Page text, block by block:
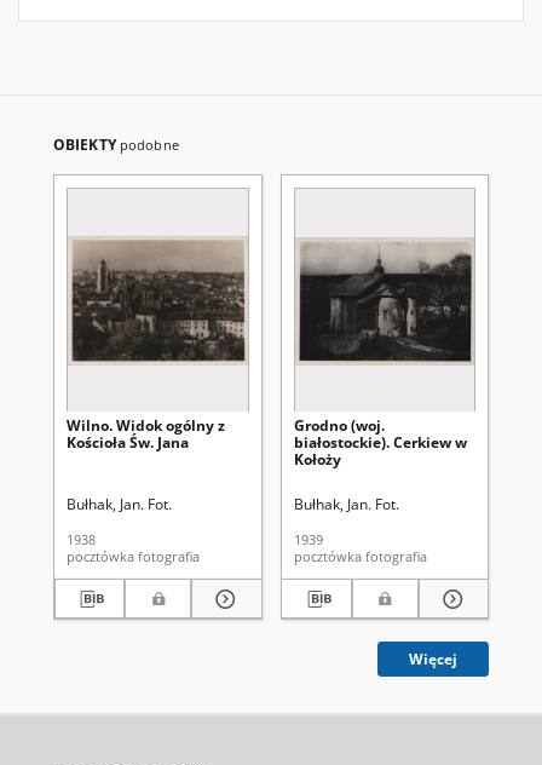
OBIEKTY podobne
Wilno. Widok ogólny z
Kościoła Św. Jana
Bułhak, Jan. Fot.
1938
pocztówka fotografia
Grodno (woj.
białostockie). Cerkiew w
Kołoży
Bułhak, Jan. Fot.
1939
pocztówka fotografia
Więcej